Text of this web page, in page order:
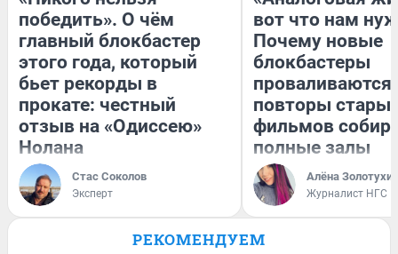
победить». О чём
главный блокбастер
этого года, который
бьет рекорды в
прокате: честный
отзыв на «Одиссею»
Нолана
Стас Соколов
Эксперт
вот что нам
Почему новые
блокбастеры
повторы
фильмов
полные залы
Алёна
Журналист НГС
РЕКОМЕНДУЕМ